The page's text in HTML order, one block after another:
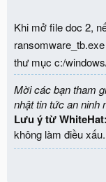
Khi mở file doc 2,
thư mục c:/
Mời các bạn tham
nhật tin tức an ninh
Lưu ý từ WhiteHat:
không làm điều xấu.